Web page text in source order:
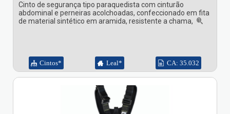
Cinto de segurança tipo paraquedista com cinturão
abdominal e perneiras acolchoadas, confeccionado em fita
de material sintético em aramida, resistente a chama,
Cintos* Leal* CA: 35.032